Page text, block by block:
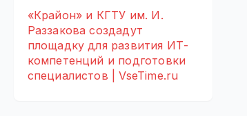
«Крайон» и КГТУ им. И.
Раззакова создадут
площадку для развития ИТ-
компетенций и подготовки
специалистов | VseTime.ru